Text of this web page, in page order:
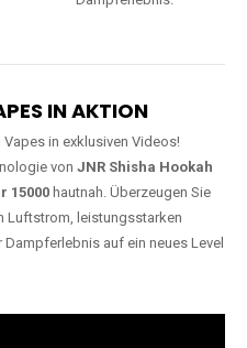
IN AKTION
in exklusiven Videos!
von JNR Shisha Hookah
15000 hautnah. Überzeugen Sie
Luftstrom, leistungsstarken
auf ein neues Level